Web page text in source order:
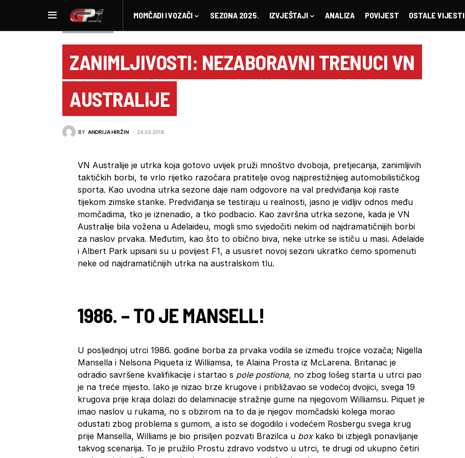
MOMČADI I VOZAČI SEZONA 2025. IZVJEŠTAJI ANALIZA POVIJEST OSTALE VIJESTI
ZANIMLJIVOSTI: NEZABORAVNI TRENUCI VN
AUSTRALIJE
BY ANDRIJA HIRŽIN 24.03.2018.
VN Australije je utrka koja gotovo uvijek pruži mnoštvo dvoboja, pretjecanja, zanimljivih
taktičkih borbi, te vrlo rijetko razočara pratitelje ovog najprestižnijeg automobilističkog
sporta. Kao uvodna utrka sezone daje nam odgovore na val predviđanja koji raste
tijekom zimske stanke. Predviđanja se testiraju u realnosti, jasno je vidljiv odnos među
momčadima, tko je iznenadio, a tko podbacio. Kao završna utrka sezone, kada je VN
Australije bila vožena u Adelaideu, mogli smo svjedočiti nekim od najdramatičnijih borbi
za naslov prvaka. Međutim, kao što to obično biva, neke utrke se ističu u masi. Adelaide
i Albert Park upisani su u povijest F1, a ususret novoj sezoni ukratko ćemo spomenuti
neke od najdramatičnijih utrka na australskom tlu.
1986. – TO JE MANSELL!
U posljednjoj utrci 1986. godine borba za prvaka vodila se između trojice vozača; Nigella
Mansella i Nelsona Piqueta iz Williamsa, te Alaina Prosta iz McLarena. Britanac je
odradio savršene kvalifikacije i startao s pole postiona, no zbog lošeg starta u utrci pao
je na treće mjesto. Iako je nizao brze krugove i približavao se vodećoj dvojici, svega 19
krugova prije kraja dolazi do delaminacije stražnje gume na njegovom Williamsu. Piquet je
imao naslov u rukama, no s obzirom na to da je njegov momčadski kolega morao
odustati zbog problema s gumom, a isto se dogodilo i vodećem Rosbergu svega krug
prije Mansella, Williams je bio prisiljen pozvati Brazilca u box kako bi izbjegli ponavljanje
takvog scenarija. To je pružilo Prostu zdravo vodstvo u utrci, te drugi od ukupno četiri